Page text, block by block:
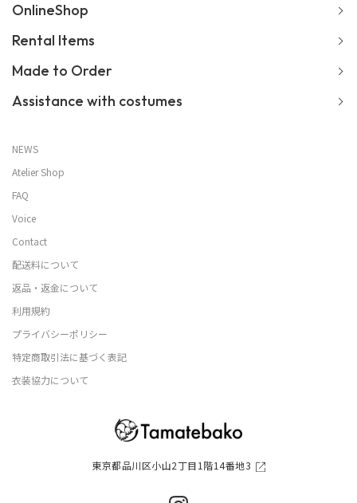
東京都品川区小山2丁目1階14番地3
OnlineShop
Rental Items
Made to Order
Assistance with costumes
NEWS
Atelier Shop
FAQ
Voice
Contact
配送料について
返品・返金について
利用規約
プライバシーポリシー
特定商取引法に基づく表記
衣装協力について